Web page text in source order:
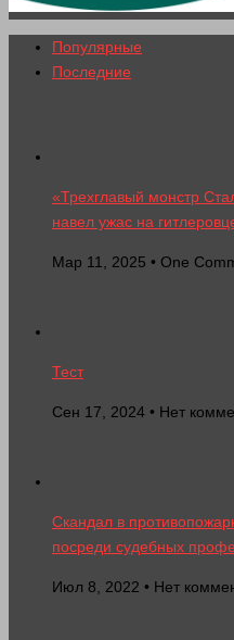
Популярные
Последние
«Трехглавый монстр
навел ужас на
Мар 11, 2025 • One
Тест
Сен 17, 2024 • Нет
Скандал в
посреди судебных
Июл 8, 2022 • Нет